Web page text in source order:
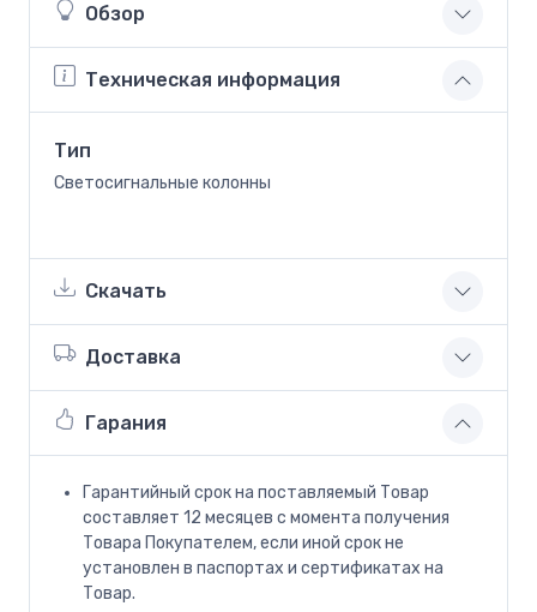
Обзор
Техническая информация
Тип
Светосигнальные колонны
Скачать
Доставка
Гарания
Гарантийный срок на поставляемый Товар
составляет 12 месяцев с момента получения
Товара Покупателем, если иной срок не
установлен в паспортах и сертификатах на
Товар.